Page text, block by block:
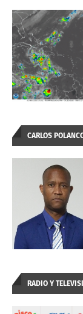
CARLOS
RADIO Y